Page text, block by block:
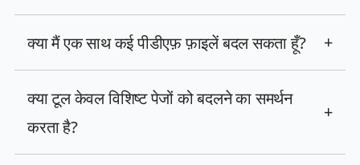
क्या मैं एक साथ कई पीडीएफ़ फ़ाइलें बदल सकता हूँ? +
क्या टूल केवल विशिष्ट पेजों को बदलने का समर्थन
करता है?
+